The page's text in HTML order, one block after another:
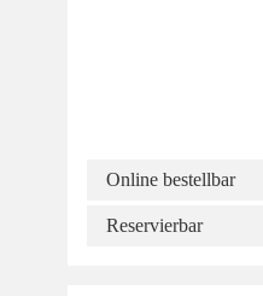
Online bestellbar
Reservierbar